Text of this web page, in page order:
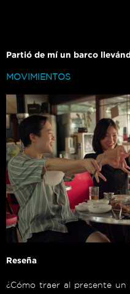
Partió de mí un barco
MOVIMIENTOS
Reseña
¿Cómo traer al presente